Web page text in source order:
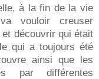
à la fin de la vie
vouloir creuser
découvrir qui était
qui a toujours été
ainsi que les
par différentes